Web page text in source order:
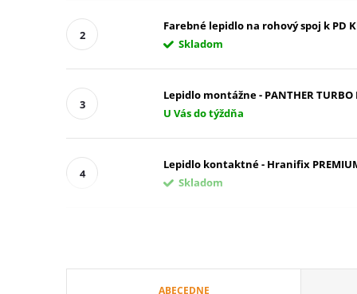
Farebné lepidlo na rohový spoj k PD
Skladom
Lepidlo montážne - PANTHER
U Vás do týždňa
Lepidlo kontaktné - Hranifix
Skladom
ABECEDNE